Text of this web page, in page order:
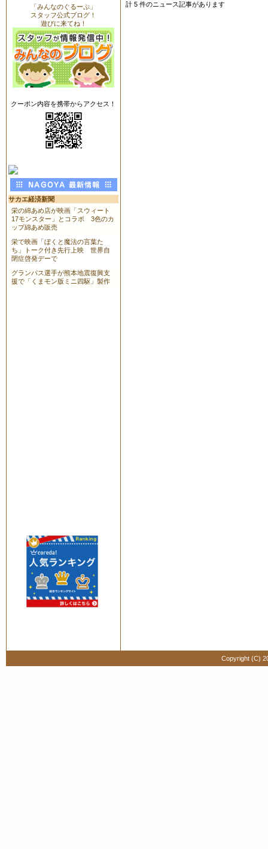
「みんなのぐるーぷ」
スタッフ公式ブログ！
遊びに来てね！
クーポン内容を携帯からアクセス！
サカエ経済新聞
栄の綿あめ店が映画「スウィート
17モンスター」とコラボ 3色のカ
ップ綿あめ販売
栄で映画「ぼくと魔法の言葉た
ち」トーク付き先行上映 世界自
閉症啓発デーで
グランパス選手が熊本地震復興支
援で「くまモン版ミニ四駆」製作
計 5 件のニュース記事があります
Copyright (C)